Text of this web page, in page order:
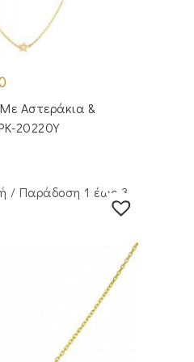
τιμή
είναι:
€415.00.
Αστεράκια &
20220Y
/ Παράδoση 1 έως 3